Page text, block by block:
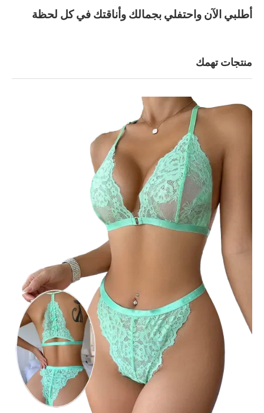
أطلبي الآن واحتفلي بجمالك وأناقتك في كل لحظة
منتجات تهمك